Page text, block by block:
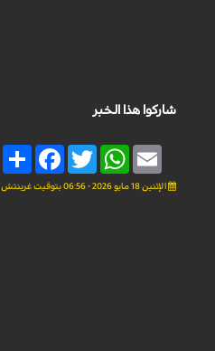
شاركوا هذا الخبر
Share
FacebookTwitter
WhatsAppEmail
الإثنين 18 مايو 2026 - 06:56 بتوقيت غرينتش